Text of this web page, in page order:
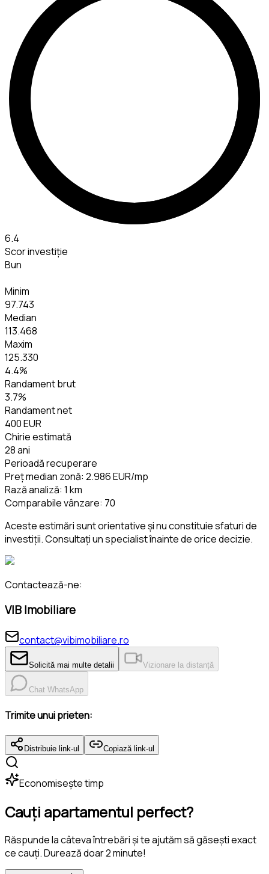
6.4
Scor investiție
Bun
Minim
97.743
Median
113.468
Maxim
125.330
4.4%
Randament brut
3.7%
Randament net
400 EUR
Chirie estimată
28 ani
Perioadă recuperare
Preț median zonă: 2.986 EUR/mp
Rază analiză: 1 km
Comparabile vânzare: 70
Aceste estimări sunt orientative și nu constituie sfaturi de
investiții. Consultați un specialist înainte de orice decizie.
Contactează-ne:
VIB Imobiliare
contact@vibimobiliare.ro
Solicită mai multe detalii Vizionare la distanță
Chat WhatsApp
Trimite unui prieten:
Distribuie link-ul Copiază link-ul
Economisește timp
Cauți apartamentul perfect?
Răspunde la câteva întrebări și te ajutăm să găsești exact
ce cauți. Durează doar 2 minute!